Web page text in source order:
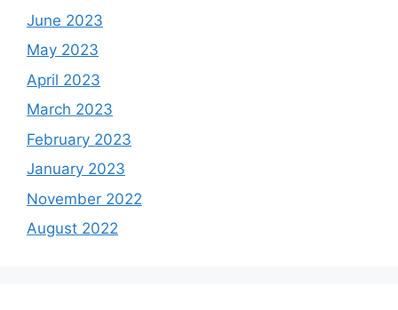
June 2023
May 2023
April 2023
March 2023
February 2023
January 2023
November 2022
August 2022